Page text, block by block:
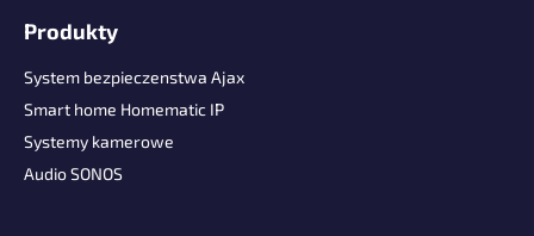
Produkty
System bezpieczenstwa Ajax
Smart home Homematic IP
Systemy kamerowe
Audio SONOS